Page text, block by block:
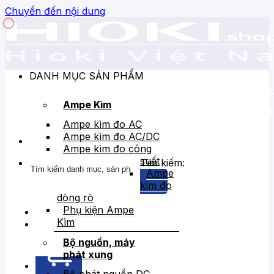
Chuyển đến nội dung
Tìm kiếm:
DANH MỤC SẢN PHẨM
Ampe Kìm
Ampe kìm đo AC
Ampe kìm đo AC/DC
Ampe kìm đo công
suất
Ampe
kìm đo
dòng rò
Phụ kiện Ampe
Kìm
Bộ nguồn, máy
phát xung